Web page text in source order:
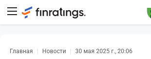
Главная Новости 30 мая 2025 г., 20:06